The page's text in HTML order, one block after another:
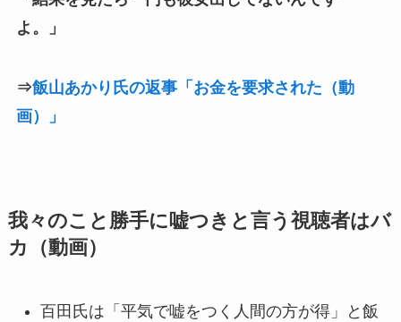
よ。」
⇒飯山あかり氏の返事「お金を要求された（動
画）」
我々のこと勝手に嘘つきと言う視聴者はバ
カ（動画）
百田氏は「平気で嘘をつく人間の方が得」と飯